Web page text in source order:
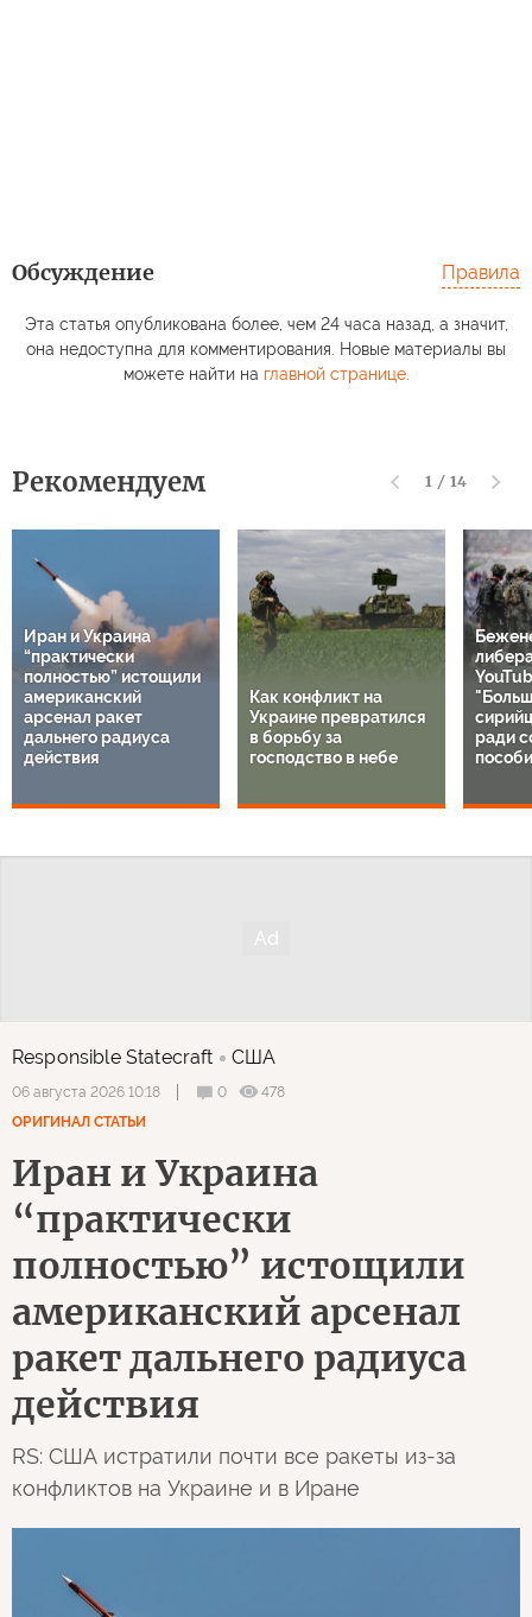
Обсуждение Правила
Эта статья опубликована более, чем 24 часа назад, а значит,
она недоступна для комментирования. Новые материалы вы
можете найти на главной странице.
Рекомендуем 1 / 14
Иран и Украина
“практически
полностью” истощили
американский
арсенал ракет
дальнего радиуса
действия
Как конфликт на
Украине превратился
в борьбу за
господство в небе
ради
Responsible Statecraft США
06 августа 2026 10:18 0
478
ОРИГИНАЛ СТАТЬИ
Иран и Украина
“практически
полностью” истощили
американский арсенал
ракет дальнего радиуса
действия
RS: США истратили почти все ракеты из-за
конфликтов на Украине и в Иране